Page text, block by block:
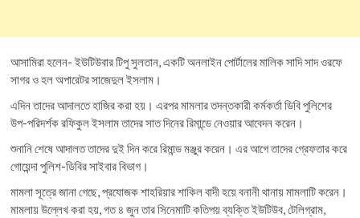
আসামিরা হলেন- ইউটিউবার টিপু সুলতান, একটি অনলাইন পোর্টালের মালিক সাদি সাদ ওরফে
সাগর ও হল অপারেটর সাজেদুল ইসলাম।
এদিন তাদের আদালতে হাজির করা হয়। এরপর মামলার তদন্তকারী কর্মকর্তা ডিবি পুলিশের
উপ-পরিদর্শক রফিকুল ইসলাম তাদের সাত দিনের রিমান্ডে নেওয়ার আবেদন করেন।
শুনানি শেষে আদালত তাদের দুই দিন করে রিমান্ড মঞ্জুর করেন। এর আগে তাদের গ্রেফতার করে
গোয়েন্দা পুলিশ-ডিবির সাইবার বিভাগ।
মামলা সূত্রে জানা গেছে, প্রযোজক শাহরিয়ার শাকিল বাদী হয়ে বনানী থানায় মামলাটি করেন।
মামলায় উল্লেখ করা হয়, গত ৪ জুন তার সিনেমাটি কতিপয় ব্যক্তি ইউটিউব, টেলিগ্রাম,